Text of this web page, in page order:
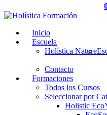
Inicio
Escuela
Holística Nature
Contacto
Formaciones
Todos los Cursos
Seleccionar por
Holistic